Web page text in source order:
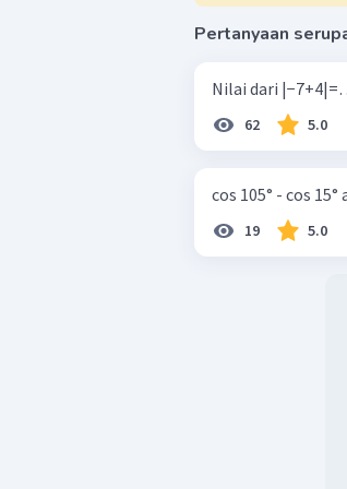
Beri
Harga
Pertanyaan
62 5.0
cos 105° - cos 15°
19 5.0